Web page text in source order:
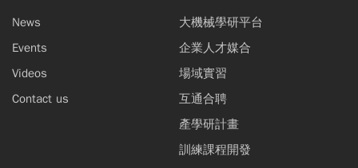
News
Events
Videos
Contact us
大機械學研平台
企業人才媒合
場域實習
互通合聘
產學研計畫
訓練課程開發